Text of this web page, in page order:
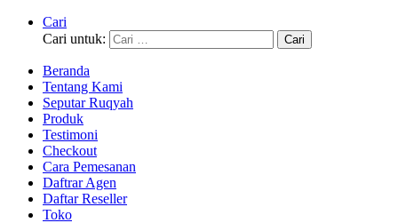
Cari
Cari untuk:
Beranda
Tentang Kami
Seputar Ruqyah
Produk
Testimoni
Checkout
Cara Pemesanan
Daftrar Agen
Daftar Reseller
Toko